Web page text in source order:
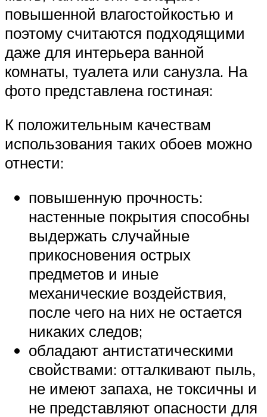
повышенной влагостойкостью и
поэтому считаются подходящими
даже для интерьера ванной
комнаты, туалета или санузла. На
фото представлена гостиная:
К положительным качествам
использования таких обоев можно
отнести:
повышенную прочность:
настенные покрытия способны
выдержать случайные
прикосновения острых
предметов и иные
механические воздействия,
после чего на них не остается
никаких следов;
обладают антистатическими
свойствами: отталкивают пыль,
не имеют запаха, не токсичны и
не представляют опасности для